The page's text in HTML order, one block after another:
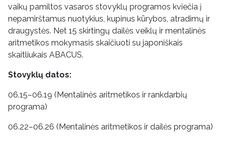
vaikų pamiltos vasaros stovyklų programos kviečia į
nepamirštamus nuotykius, kupinus kūrybos, atradimų ir
draugystės. Net 15 skirtingų dailės veiklų ir mentalinės
aritmetikos mokymasis skaičiuoti su japoniškais
skaitliukais ABACUS.
Stovyklų datos:
06.15–06.19 (Mentalinės aritmetikos ir rankdarbių
programa)
06.22–06.26 (Mentalinės aritmetikos ir dailės programa)